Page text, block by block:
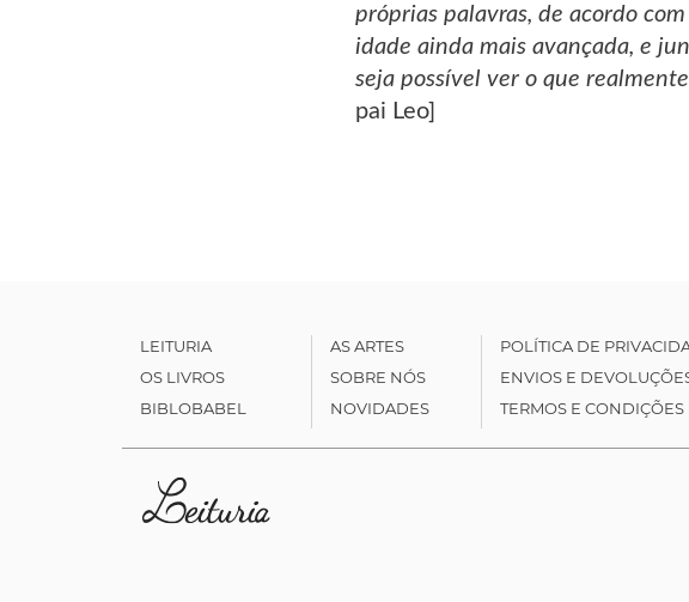
próprias palavras, de acordo
idade ainda mais avançada, e
seja possível ver o que
pai Leo]
LEITURIA
OS LIVROS
BIBLOBABEL
AS ARTES
SOBRE NÓS
NOVIDADES
POLÍTICA DE
ENVIOS E
TERMOS E CONDIÇÕES